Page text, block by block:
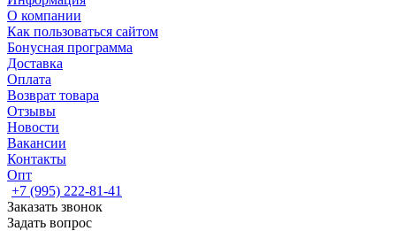
О компании
Как пользоваться сайтом
Бонусная программа
Доставка
Оплата
Возврат товара
Отзывы
Новости
Вакансии
Контакты
Опт
+7 (995) 222-81-41
Заказать звонок
Задать вопрос